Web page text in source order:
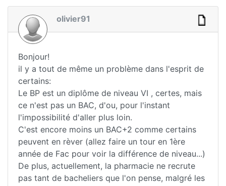
olivier91
Bonjour!
il y a tout de même un problème dans l'esprit de
certains:
Le BP est un diplôme de niveau VI , certes, mais
ce n'est pas un BAC, d'ou, pour l'instant
l'impossibilité d'aller plus loin.
C'est encore moins un BAC+2 comme certains
peuvent en rèver (allez faire un tour en 1ère
année de Fac pour voir la différence de niveau...)
De plus, actuellement, la pharmacie ne recrute
pas tant de bacheliers que l'on pense, malgré les